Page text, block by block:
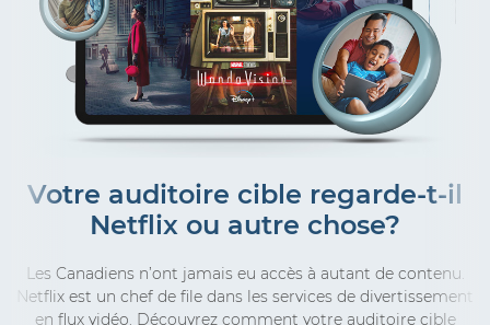
Votre auditoire cible regarde-t-il
Netflix ou autre chose?
Les Canadiens n’ont jamais eu accès à autant de contenu.
Netflix est un chef de file dans les services de divertissement
en flux vidéo. Découvrez comment votre auditoire cible